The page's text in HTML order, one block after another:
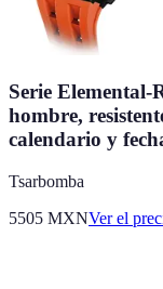
Serie Elemental-
hombre,
calendario y
Tsarbomba
5505 MXNVer el